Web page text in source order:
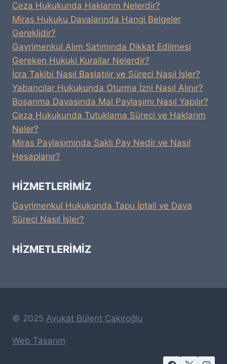
Ceza Hukukunda Haklarım Nelerdir?
Miras Hukuku Davalarında Hangi Belgeler
Gereklidir?
Gayrimenkul Alım Satımında Dikkat Edilmesi
Gereken Hukuki Kurallar Nelerdir?
İcra Takibi Nasıl Başlatılır ve Süreci Nasıl İşler?
Yabancılar Hukukunda Oturma İzni Nasıl Alınır?
Boşanma Davasında Mal Paylaşımı Nasıl Yapılır?
Ceza Hukukunda Tutuklama Süreci ve Haklarım
Neler?
Miras Paylaşımında Saklı Pay Nedir ve Nasıl
Hesaplanır?
HIZMETLERIMIZ
Gayrimenkul Hukukunda Tapu İptali ve Dava
Süreci Nasıl İşler?
HIZMETLERIMIZ
© 2025 Avukat Bülent Çakıroğlu
Web Tasarım